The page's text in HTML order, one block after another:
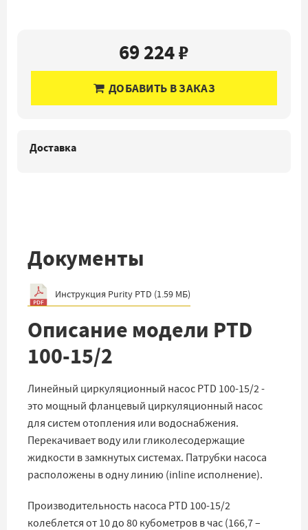
69 224 ₽
ДОБАВИТЬ В ЗАКАЗ
Доставка
Документы
Инструкция Purity PTD (1.59 МБ)
Описание модели PTD
100-15/2
Линейный циркуляционный насос PTD 100-15/2 -
это мощный фланцевый циркуляционный насос
для систем отопления или водоснабжения.
Перекачивает воду или гликолесодержащие
жидкости в замкнутых системах. Патрубки насоса
расположены в одну линию (inline исполнение).
Производительность насоса PTD 100-15/2
колеблется от 10 до 80 кубометров в час (166,7 –